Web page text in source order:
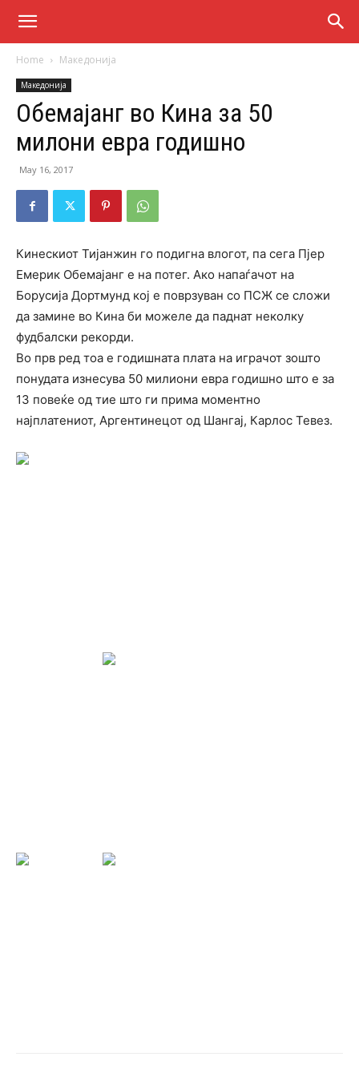
Home Македонија
Македонија
Обемајанг во Кина за 50
милони евра годишно
May 16, 2017
Кинескиот Тијанжин го подигна влогот, па сега Пјер
Емерик Обемајанг е на потег. Ако напаѓачот на
Борусија Дортмунд кој е поврзуван со ПСЖ се сложи
да замине во Кина би можеле да паднат неколку
фудбалски рекорди.
Во прв ред тоа е годишната плата на играчот зошто
понудата изнесува 50 милиони евра годишно што е за
13 повеќе од тие што ги прима моментно
најплатениот, Аргентинецот од Шангај, Карлос Тевез.